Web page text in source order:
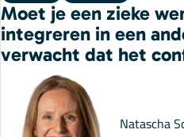
Moet je een zieke
integreren in een
verwacht dat het
Natascha